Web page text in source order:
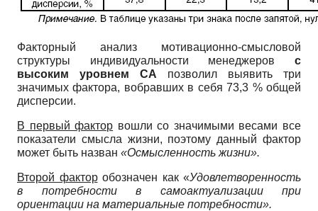
Факторный анализ мотивационно-смысловой
структуры индивидуальности менеджеров с
высоким уровнем СА позволил выявить три
значимых фактора, вобравших в себя 73,3 % общей
дисперсии.
В первый фактор вошли со значимыми весами все
показатели смысла жизни, поэтому данный фактор
может быть назван «Осмысленность жизни».
Второй факторобозначен как «Удовлетворенность
в потребности в самоактуализации при
ориентации на материальные потребности».